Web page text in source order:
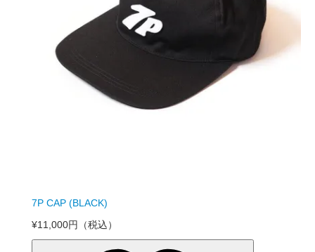
7P CAP (BLACK)
¥11,000円
（税込）